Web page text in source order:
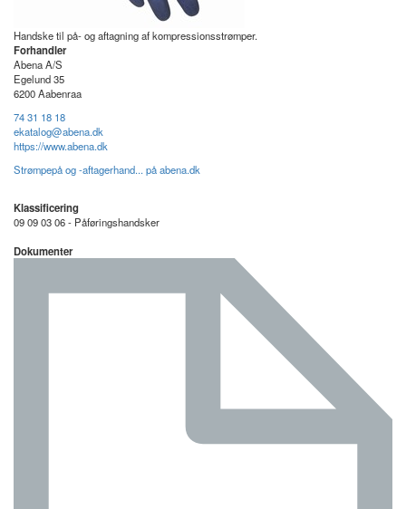
Handske til på- og aftagning af kompressionsstrømper.
Forhandler
Abena A/S
Egelund 35
6200 Aabenraa
74 31 18 18
ekatalog@abena.dk
https://www.abena.dk
Strømpepå og -aftagerhand... på abena.dk
Klassificering
09 09 03 06 - Påføringshandsker
Dokumenter